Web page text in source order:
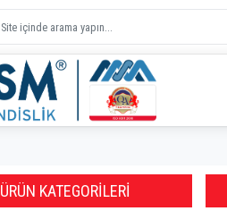
ÜRÜN KATEGORILERI